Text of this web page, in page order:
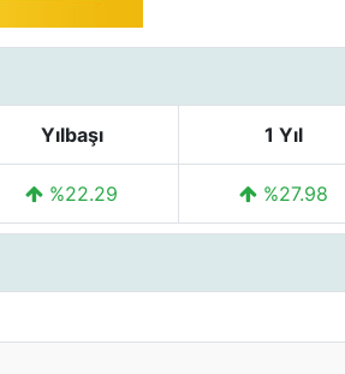
Yılbaşı 1 Yıl
%22.29 %27.98